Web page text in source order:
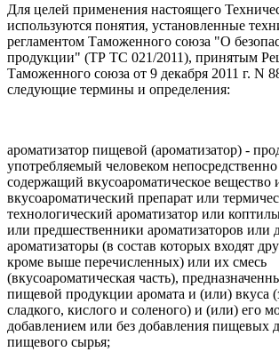
Для целей применения настоящего
используются понятия, установленные
регламентом Таможенного союза "О
продукции" (ТР ТС 021/2011), принятым
Таможенного союза от 9 декабря 2011 г. N
следующие термины и определения:
ароматизатор пищевой (ароматизатор) -
употребляемый человеком
содержащий вкусоароматическое вещество
вкусоароматический препарат или
технологический ароматизатор или
или предшественники ароматизаторов или
ароматизаторы (в состав которых входят
кроме выше перечисленных) или их смесь
(вкусоароматическая часть),
пищевой продукции аромата и (или) вкуса
сладкого, кислого и соленого) и (или) его
добавлением или без добавления пищевых
пищевого сырья;